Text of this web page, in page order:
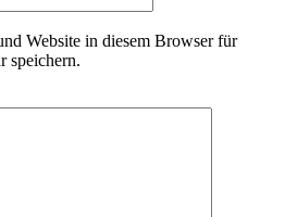
Website in diesem Browser für
speichern.